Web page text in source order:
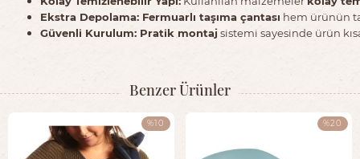
Ekstra Depolama: Fermuarlı taşıma çantası hem ürünün
Güvenli Kurulum: Pratik montajsistemi sayesinde ürün
Benzer Ürünler
%10 %20